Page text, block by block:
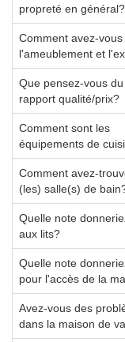
propreté en général?
Comment avez-
l'ameublement et
Que pensez-vous du
rapport qualité/prix?
Comment sont les
équipements de
Comment avez-
(les) salle(s) de
Quelle note
aux lits?
Quelle note
pour l'accès de la
Avez-vous des
dans la maison de